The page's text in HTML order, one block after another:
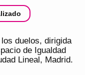
duelos, dirigida
de Igualdad
Lineal, Madrid.